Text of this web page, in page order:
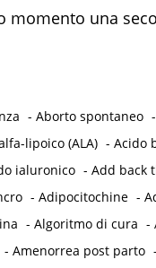
una
- Aborto spontaneo -
lipoico (ALA) - Acido
ialuronico - Add back
- Adipocitochine -
- Algoritmo di cura -
- Amenorrea post parto -